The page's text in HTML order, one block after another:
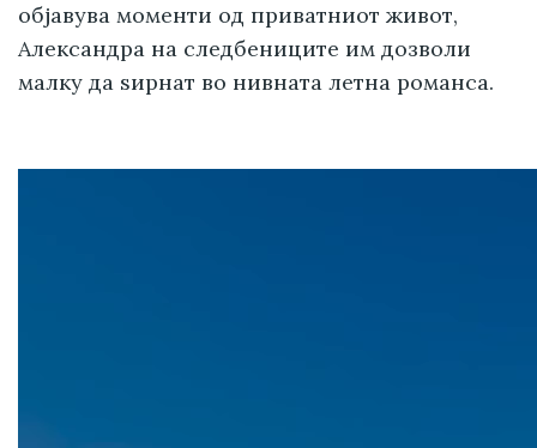
објавува моменти од приватниот живот,
Александра на следбениците им дозволи
малку да ѕирнат во нивната летна романса.